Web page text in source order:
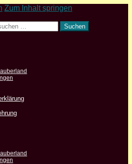
Zum Inhalt springen
Suchen